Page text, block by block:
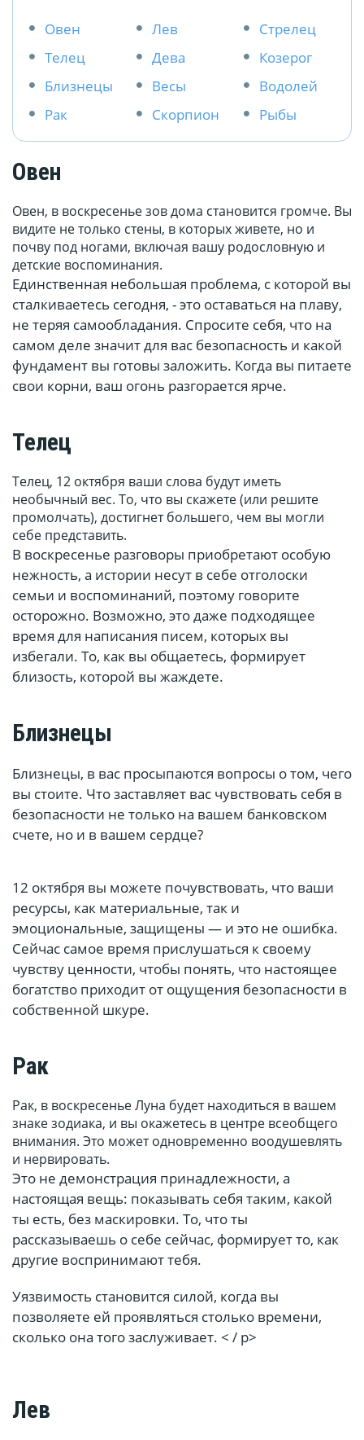
Овен
Телец
Близнецы
Рак
Лев
Дева
Весы
Скорпион
Стрелец
Козерог
Водолей
Рыбы
Овен
Овен, в воскресенье зов дома становится громче. Вы
видите не только стены, в которых живете, но и
почву под ногами, включая вашу родословную и
детские воспоминания.
Единственная небольшая проблема, с которой вы
сталкиваетесь сегодня, - это оставаться на плаву,
не теряя самообладания. Спросите себя, что на
самом деле значит для вас безопасность и какой
фундамент вы готовы заложить. Когда вы питаете
свои корни, ваш огонь разгорается ярче.
Телец
Телец, 12 октября ваши слова будут иметь
необычный вес. То, что вы скажете (или решите
промолчать), достигнет большего, чем вы могли
себе представить.
В воскресенье разговоры приобретают особую
нежность, а истории несут в себе отголоски
семьи и воспоминаний, поэтому говорите
осторожно. Возможно, это даже подходящее
время для написания писем, которых вы
избегали. То, как вы общаетесь, формирует
близость, которой вы жаждете.
Близнецы
Близнецы, в вас просыпаются вопросы о том, чего
вы стоите. Что заставляет вас чувствовать себя в
безопасности не только на вашем банковском
счете, но и в вашем сердце?
12 октября вы можете почувствовать, что ваши
ресурсы, как материальные, так и
эмоциональные, защищены — и это не ошибка.
Сейчас самое время прислушаться к своему
чувству ценности, чтобы понять, что настоящее
богатство приходит от ощущения безопасности в
собственной шкуре.
Рак
Рак, в воскресенье Луна будет находиться в вашем
знаке зодиака, и вы окажетесь в центре всеобщего
внимания. Это может одновременно воодушевлять
и нервировать.
Это не демонстрация принадлежности, а
настоящая вещь: показывать себя таким, какой
ты есть, без маскировки. То, что ты
рассказываешь о себе сейчас, формирует то, как
другие воспринимают тебя.
Уязвимость становится силой, когда вы
позволяете ей проявляться столько времени,
сколько она того заслуживает. < / p>
Лев